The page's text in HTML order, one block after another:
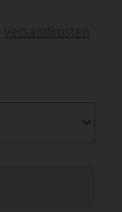
Versandkosten